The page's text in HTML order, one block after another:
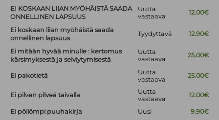
EI KOSKAAN LIIAN MYÖHÄISTÄ SAADA
ONNELLINEN LAPSUUS
Uutta
vastaava
12.00€
Ei koskaan liian myöhäistä saada
onnellinen lapsuus
Tyydyttävä 12.90€
Ei mitään hyvää minulle : kertomus
kärsimyksestä ja selviytymisestä
Uutta
vastaava
25.00€
Ei pakotietä
Uutta
vastaava
25.00€
Ei pilven pilveä taivalla
Uutta
vastaava
12.00€
Ei pöllömpi puuhakirja Uusi 9.90€